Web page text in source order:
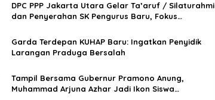
DPC PPP Jakarta Utara Gelar Ta’aruf / Silaturahmi
dan Penyerahan SK Pengurus Baru, Fokus
Garda Terdepan KUHAP Baru: Ingatkan Penyidik
Larangan Praduga Bersalah
Tampil Bersama Gubernur Pramono Anung,
Muhammad Arjuna Azhar Jadi Ikon Siswa